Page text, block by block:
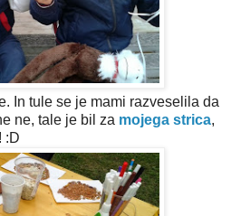
In tule se je mami razveselila da
ne, tale je bil za mojega strica,
:D